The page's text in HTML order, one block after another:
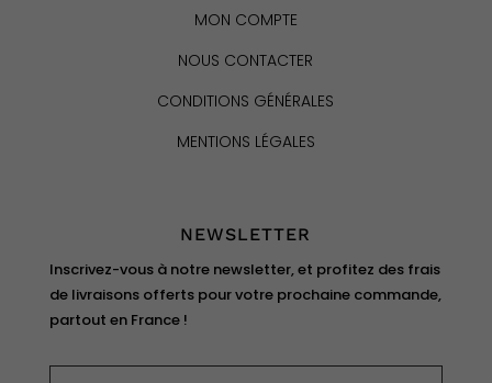
MON COMPTE
NOUS CONTACTER
CONDITIONS GÉNÉRALES
MENTIONS LÉGALES
NEWSLETTER
Inscrivez-vous à notre newsletter, et profitez des frais
de livraisons offerts pour votre prochaine commande,
partout en France !